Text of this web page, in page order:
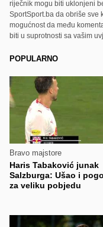
riječnik mogu biti uklonjeni
SportSport.ba da obriše sve
mogućnost da među
biti u suprotnosti sa vašim
POPULARNO
Bravo majstore
Haris Tabaković junak
Salzburga: Ušao i
za veliku pobjedu